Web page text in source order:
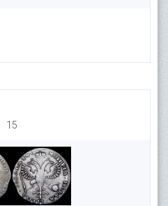
15